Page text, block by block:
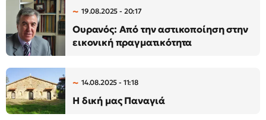
19.08.2025 - 20:17
Ουρανός: Από την αστικοποίηση στην
εικονική πραγματικότητα
14.08.2025 - 11:18
Η δική μας Παναγιά